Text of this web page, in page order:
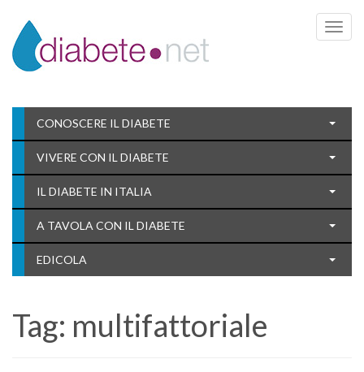
Toggle
CONOSCERE IL DIABETE
VIVERE CON IL DIABETE
IL DIABETE IN ITALIA
A TAVOLA CON IL DIABETE
EDICOLA
Tag: multifattoriale